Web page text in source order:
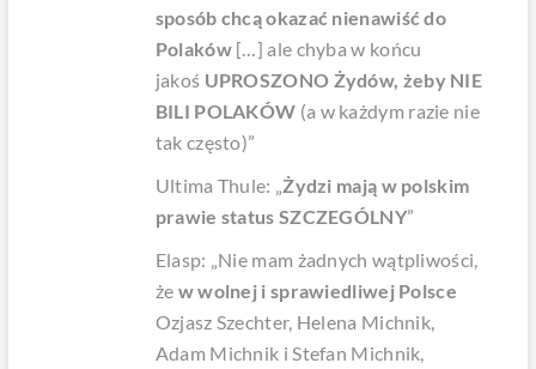
sposób chcą okazać nienawiść do
Polaków[…] ale chyba w końcu
jakoś UPROSZONO Żydów, żeby NIE
BILI POLAKÓW (a w każdym razie nie
tak często)”
Ultima Thule: „Żydzi mają w polskim
prawie status SZCZEGÓLNY”
Elasp: „Nie mam żadnych wątpliwości,
że w wolnej i sprawiedliwej Polsce
Ozjasz Szechter, Helena Michnik,
Adam Michnik i Stefan Michnik,